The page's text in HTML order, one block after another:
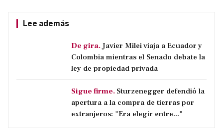
Lee además
De gira.Javier Milei viaja a Ecuador y
Colombia mientras el Senado debate la
ley de propiedad privada
Sigue firme. Sturzenegger defendió la
apertura a la compra de tierras por
extranjeros: "Era elegir entre..."